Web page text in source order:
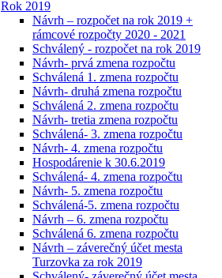
Rok 2019
Návrh – rozpočet na rok 2019 +
rámcové rozpočty 2020 - 2021
Schválený - rozpočet na rok 2019
Návrh- prvá zmena rozpočtu
Schválená 1. zmena rozpočtu
Návrh- druhá zmena rozpočtu
Schválená 2. zmena rozpočtu
Návrh- tretia zmena rozpočtu
Schválená- 3. zmena rozpočtu
Návrh- 4. zmena rozpočtu
Hospodárenie k 30.6.2019
Schválená- 4. zmena rozpočtu
Návrh- 5. zmena rozpočtu
Schválená-5. zmena rozpočtu
Návrh – 6. zmena rozpočtu
Schválená 6. zmena rozpočtu
Návrh – záverečný účet mesta
Turzovka za rok 2019